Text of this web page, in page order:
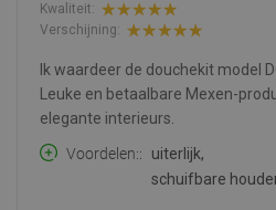
Kwaliteit:
Verschijning:
Ik waardeer de douchekit model
Leuke en betaalbare Mexen-
elegante interieurs.
Voordelen:
uiterlijk,
schuifbare